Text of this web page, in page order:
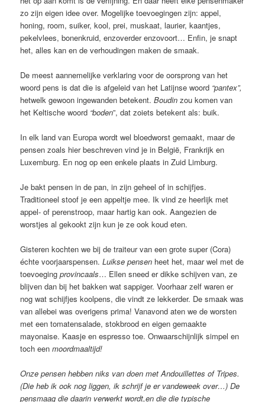
zo zijn eigen idee over. Mogelijke toevoegingen zijn: appel,
honing, room, suiker, kool, prei, muskaat, laurier, kaantjes,
pekelvlees, bonenkruid, enzoverder enzovoort… Enfin, je snapt
het, alles kan en de verhoudingen maken de smaak.
De meest aannemelijke verklaring voor de oorsprong van het
woord pens is dat die is afgeleid van het Latijnse woord “pantex”,
hetwelk gewoon ingewanden betekent.Boudin zou komen van
het Keltische woord “boden”, dat zoiets betekent als: buik.
In elk land van Europa wordt wel bloedworst gemaakt, maar de
pensen zoals hier beschreven vind je in België, Frankrijk en
Luxemburg. En nog op een enkele plaats in Zuid Limburg.
Je bakt pensen in de pan, in zijn geheel of in schijfjes.
Traditioneel stoof je een appeltje mee. Ik vind ze heerlijk met
appel- of perenstroop, maar hartig kan ook. Aangezien de
worstjes al gekookt zijn kun je ze ook koud eten.
Gisteren kochten we bij de traiteur van een grote super (Cora)
échte voorjaarspensen.Luikse pensen heet het, maar wel met de
toevoegingprovincaals… Ellen sneed er dikke schijven van, ze
blijven dan bij het bakken wat sappiger. Voorhaar zelf waren er
nog wat schijfjes koolpens, die vindt ze lekkerder. De smaak was
van allebei was overigens prima! Vanavond aten we de worsten
met een tomatensalade, stokbrood en eigen gemaakte
mayonaise. Kaasje en espresso toe. Onwaarschijnlijk simpel en
toch eenmoordmaaltijd!
Onze pensen hebben niks van doen met Andouillettes of Tripes.
(Die heb ik ook nog liggen, ik schrijf je er vandeweek over…) De
pensmaag die daarin verwerkt wordt,en die die typische